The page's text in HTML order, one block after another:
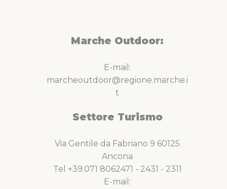
Marche Outdoor:
E-mail:
marcheoutdoor@regione.marche.i
t
Settore Turismo
Via Gentile da Fabriano 9 60125
Ancona
Tel +39.071 8062471 - 2431 - 2311
E-mail: